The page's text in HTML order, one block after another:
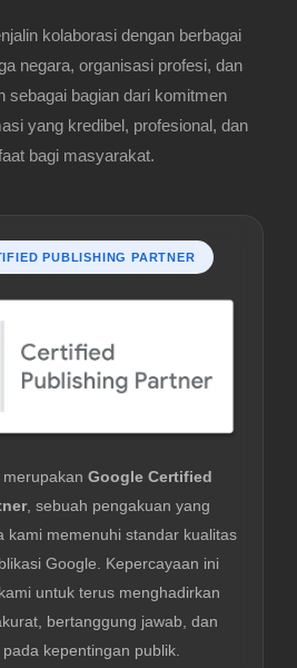
kolaborasi dengan berbagai
negara, organisasi profesi, dan
sebagai bagian dari komitmen
yang kredibel, profesional, dan
bagi masyarakat.
PUBLISHING PARTNER
Google Certified
, sebuah pengakuan yang
kami memenuhi standar kualitas
Google. Kepercayaan ini
untuk terus menghadirkan
bertanggung jawab, dan
kepentingan publik.